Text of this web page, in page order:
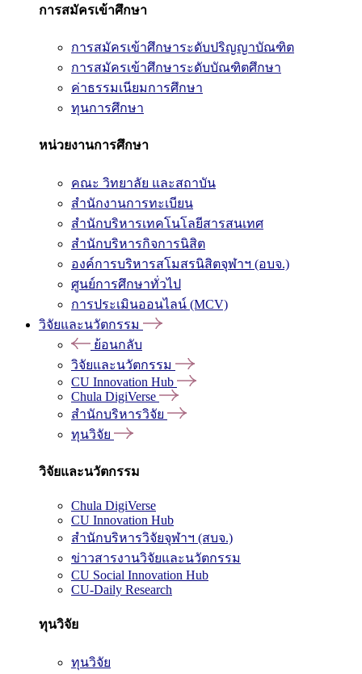
การสมัครเข้าศึกษา
การสมัครเข้าศึกษาระดับปริญญาบัณฑิต
การสมัครเข้าศึกษาระดับบัณฑิตศึกษา
ค่าธรรมเนียมการศึกษา
ทุนการศึกษา
หน่วยงานการศึกษา
คณะ วิทยาลัย และสถาบัน
สำนักงานการทะเบียน
สำนักบริหารเทคโนโลยีสารสนเทศ
สำนักบริหารกิจการนิสิต
องค์การบริหารสโมสรนิสิตจุฬาฯ (อบจ.)
ศูนย์การศึกษาทั่วไป
การประเมินออนไลน์ (MCV)
วิจัยและนวัตกรรม
ย้อนกลับ
วิจัยและนวัตกรรม
CU Innovation Hub
Chula DigiVerse
สำนักบริหารวิจัย
ทุนวิจัย
วิจัยและนวัตกรรม
Chula DigiVerse
CU Innovation Hub
สำนักบริหารวิจัยจุฬาฯ (สบจ.)
ข่าวสารงานวิจัยและนวัตกรรม
CU Social Innovation Hub
CU-Daily Research
ทุนวิจัย
ทุนวิจัย